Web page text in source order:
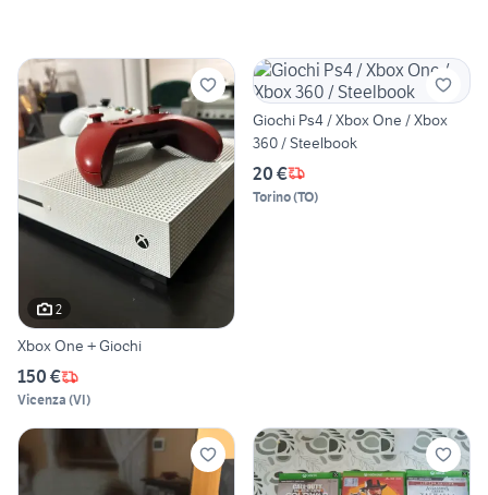
2
Xbox One + Giochi
150 €
Vicenza (VI)
Giochi Ps4 / Xbox One / Xbox
360 / Steelbook
20 €
Torino(TO)